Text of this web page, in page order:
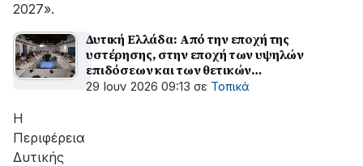
2027».
Δυτική Ελλάδα: Από την εποχή της
υστέρησης, στην εποχή των υψηλών
επιδόσεων και των θετικών
αποτελεσμάτων
29 Ιουν 2026 09:13 σε Τοπικά
H
Περιφέρεια
Δυτικής